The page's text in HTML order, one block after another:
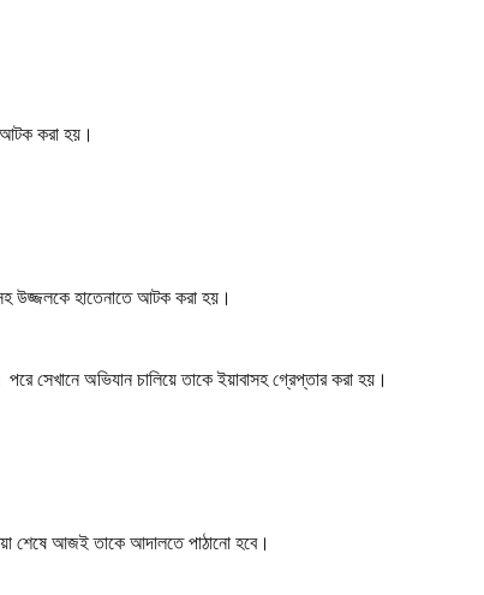
আটক করা হয়।
উজ্জলকে হাতেনাতে আটক করা হয়।
সেখানে অভিযান চালিয়ে তাকে ইয়াবাসহ গ্রেপ্তার করা হয়।
শেষে আজই তাকে আদালতে পাঠানো হবে।